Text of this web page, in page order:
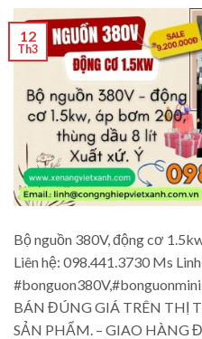
12
Th3
Bộ nguồn 380V, động cơ
Liên hệ: 098.441.3730 Ms
BÁN ĐÚNG GIÁ TRÊN THỊ
SẢN PHẨM. – GIAO HÀNG